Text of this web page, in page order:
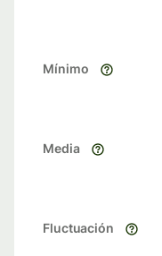
Mínimo
Media
Fluctuación